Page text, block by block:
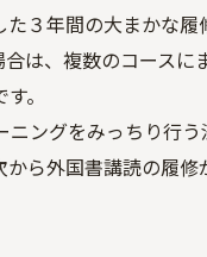
３年間の大まかな
は、複数のコースに
。
ングをみっちり行
ら外国書講読の履修